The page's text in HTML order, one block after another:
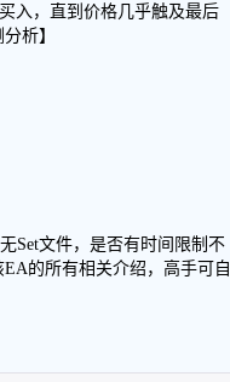
入，直到价格几乎触及最后
析】
Set文件，是否有时间限制不
的所有相关介绍，高手可自